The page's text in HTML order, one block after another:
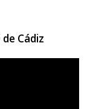
Cádiz